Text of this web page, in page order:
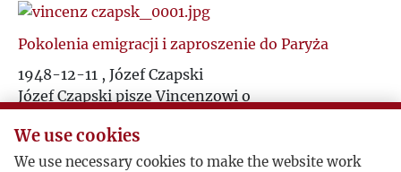
Pokolenia emigracji i zaproszenie do Paryża
1948-12-11 , Józef Czapski
Józef Czapski pisze Vincenzowi o
lekceważeniu) polskiej emigracji. Zaprasza go
także do Paryża, proponując oddanie własnego
We use cookies
We use necessary cookies to make the website work